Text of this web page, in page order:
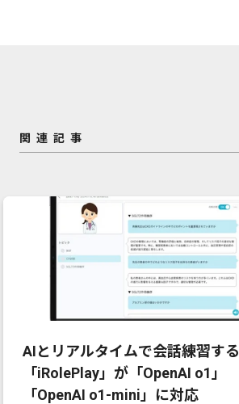
関連記事
AIとリアルタイムで会話練習する
「iRolePlay」が「OpenAI o1」
「OpenAI o1-mini」に対応